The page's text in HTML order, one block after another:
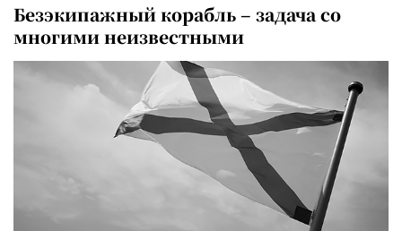
Безэкипажный корабль – задача со
многими неизвестными